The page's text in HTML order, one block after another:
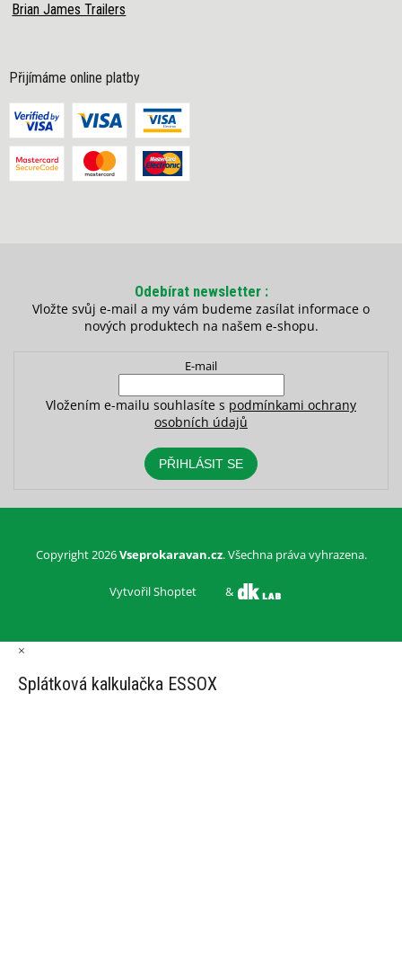
Brian James Trailers
Přijímáme online platby
Odebírat newsletter
Vložte svůj e-mail a my vám budeme zasílat informace o
nových produktech na našem e-shopu.
E-mail
Vložením e-mailu souhlasíte s podmínkami ochrany
osobních údajů
PŘIHLÁSIT SE
Vytvořil Shoptet &
Copyright 2026Vseprokaravan.cz. Všechna práva vyhrazena.
×
Splátková kalkulačka ESSOX